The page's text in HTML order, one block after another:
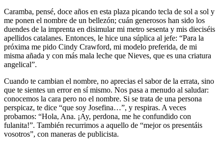
Caramba, pensé, doce años en esta plaza picando tecla de sol a sol y
me ponen el nombre de un bellezón; cuán generosos han sido los
duendes de la imprenta en disimular mi metro sesenta y mis dieciséis
apellidos catalanes. Entonces, le hice una súplica al jefe: “Para la
próxima me pido Cindy Crawford, mi modelo preferida, de mi
misma añada y con más mala leche que Nieves, que es una criatura
angelical”.
Cuando te cambian el nombre, no aprecias el sabor de la errata, sino
que te sientes un error en sí mismo. Nos pasa a menudo al saludar:
conocemos la cara pero no el nombre. Si se trata de una persona
perspicaz, te dice “que soy Josefina…”, y respiras. A veces
probamos: “Hola, Ana. ¡Ay, perdona, me he confundido con
fulanita!”. También recurrimos a aquello de “mejor os presentáis
vosotros”, con maneras de publicista.